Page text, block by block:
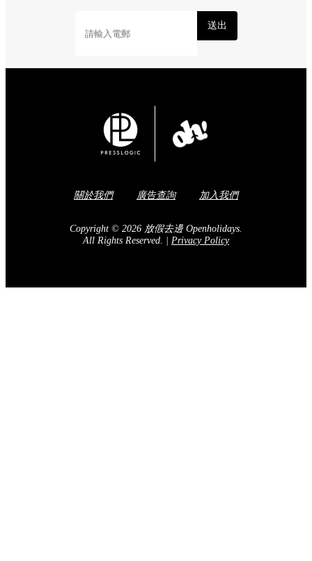
送出
關於我們 廣告查詢 加入我們
Copyright © 2026 放假去邊 Openholidays.
All Rights Reserved.
Privacy Policy